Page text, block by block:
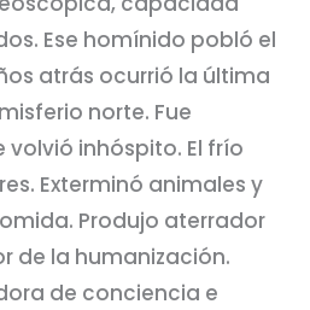
Ese homínido pobló el
atrás ocurrió la última
norte. Fue
volvió inhóspito. El frío
Exterminó animales y
Produjo aterrador
de la humanización.
de conciencia e